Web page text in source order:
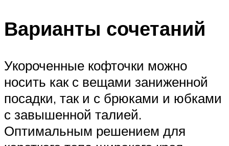
Варианты сочетаний
Укороченные кофточки можно
носить как с вещами заниженной
посадки, так и с брюками и юбками
с завышенной талией.
Оптимальным решением для